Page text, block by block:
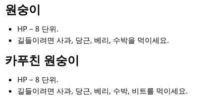
원숭이
HP – 8 단위.
길들이려면 사과, 당근, 베리, 수박을 먹이세요.
카푸친 원숭이
HP – 8 단위.
길들이려면 사과, 당근, 베리, 수박, 비트를 먹이세요.